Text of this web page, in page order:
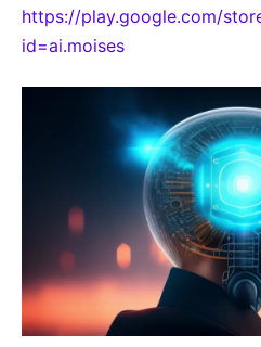
https://play.google.com/
id=ai.moises